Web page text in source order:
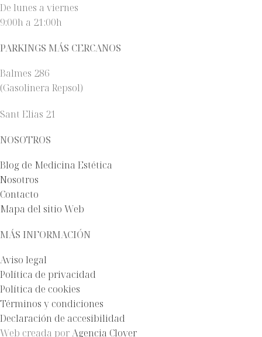
De lunes a viernes
9:00h a 21:00h
PARKINGS MÁS CERCANOS
Balmes 286
(Gasolinera Repsol)
Sant Elias 21
NOSOTROS
Blog de Medicina Estética
Nosotros
Contacto
Mapa del sitio Web
MÁS INFORMACIÓN
Aviso legal
Política de privacidad
Política de cookies
Términos y condiciones
Declaración de accesibilidad
Web creada porAgencia Clover